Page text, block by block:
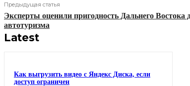
Предыдущая статья
Эксперты оценили пригодность Дальнего Востока
автотуризма
Latest
Как выгрузить видео с Яндекс Диска, если
доступ ограничен